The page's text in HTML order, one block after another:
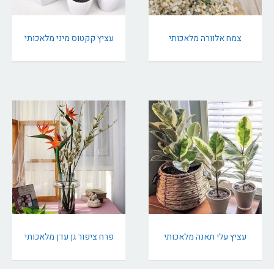
צמח אלוורה מלאכותי עציץ קקטוס מיני מלאכותי
עציץ עלי תאנה מלאכותי פרח ציפור גן עדן מלאכותי